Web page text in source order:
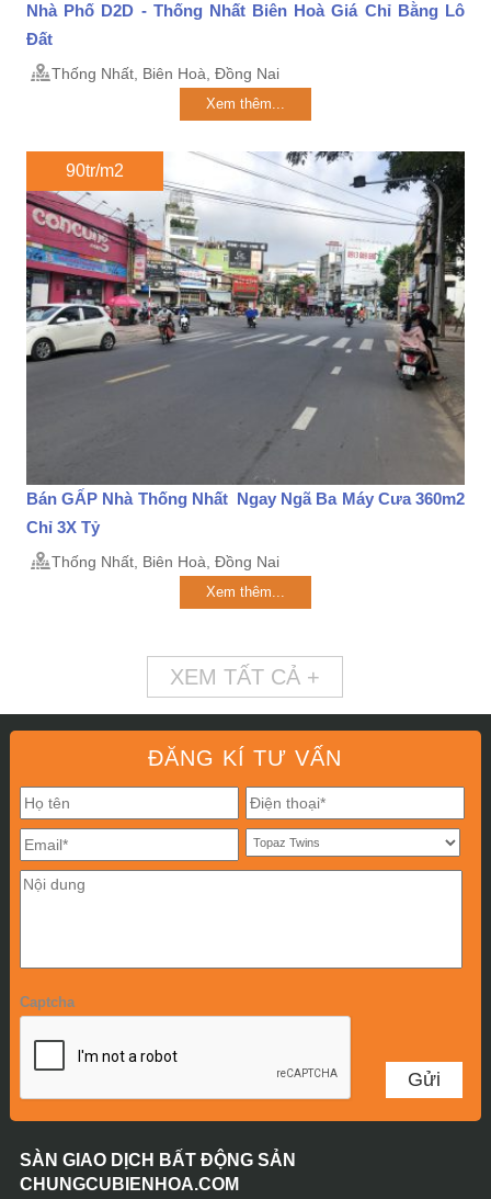
Nhà Phố D2D - Thống Nhất Biên Hoà Giá Chỉ Bằng Lô
Đất
Thống Nhất, Biên Hoà, Đồng Nai
Xem thêm...
90tr/m2
Bán GẤP Nhà Thống Nhất Ngay Ngã Ba Máy Cưa 360m2
Chỉ 3X Tỷ
Thống Nhất, Biên Hoà, Đồng Nai
Xem thêm...
XEM TẤT CẢ +
ĐĂNG KÍ TƯ VẤN
Captcha
SÀN GIAO DỊCH BẤT ĐỘNG SẢN
CHUNGCUBIENHOA.COM